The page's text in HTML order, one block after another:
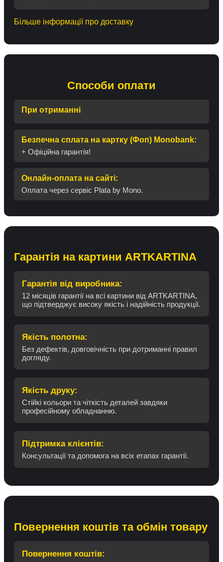
Більше інформації про доставку
Способи оплати
При отриманні
Безпечна сплата на картку (Фоп) Monobank:
+ Офіційна гарантія!
Онлайн-оплата на сайті:
Оплата через сервіс Plata by Mono.
Гарантія на картини ARTKARTINA
Гарантія від виробника:
12 місяців гарантії на всі картини від ARTKARTINA,
що підтверджує високу якість і надійність продукції.
Якість полотна:
Без дефектів, довговічність при дотриманні правил
догляду.
Якість друку:
Стійкі кольори та чіткість деталей завдяки
професійному обладнанню.
Підтримка клієнтів:
Консультації та допомога на всіх етапах гарантії.
Повернення коштів та обмін товару
Повернення коштів: